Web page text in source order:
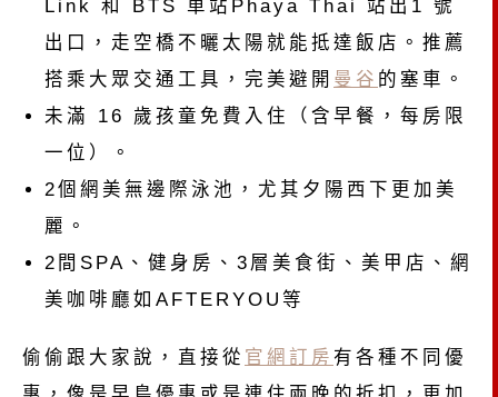
Link 和 BTS 車站Phaya Thai 站出1 號
出口，走空橋不曬太陽就能抵達飯店。推薦
搭乘大眾交通工具，完美避開 曼谷 的塞車。
未滿 16 歲孩童免費入住（含早餐，每房限
一位）。
2個網美無邊際泳池，尤其夕陽西下更加美
麗。
2間SPA、健身房、3層美食街、美甲店、網
美咖啡廳如AFTERYOU等
偷偷跟大家說，直接從 官網訂房 有各種不同優